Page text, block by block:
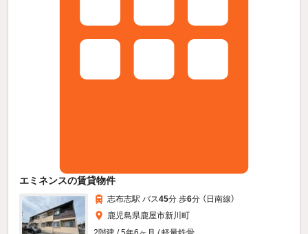
エミネンスの賃貸物件
志布志駅 バス45分 歩6分 （日南線）
鹿児島県鹿屋市新川町